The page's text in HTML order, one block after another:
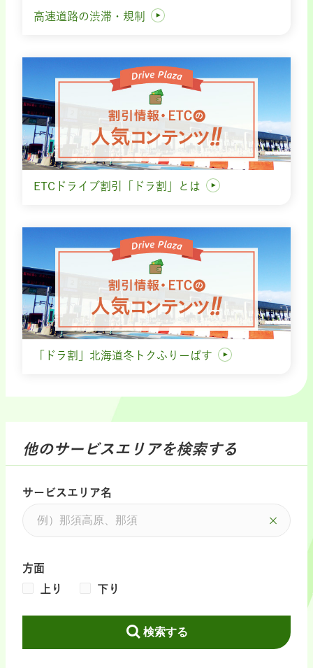
高速道路の渋滞・規制
ETCドライブ割引「ドラ割」とは
「ドラ割」北海道冬トクふりーぱす
他のサービスエリアを検索する
サービスエリア名
方面
上り
下り
検索する